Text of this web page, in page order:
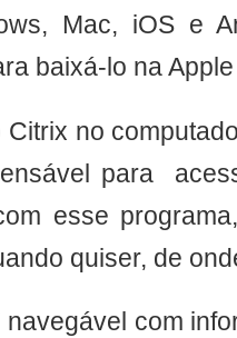
Mac, iOS e
baixá-lo na
no
para
esse
quiser, de
com